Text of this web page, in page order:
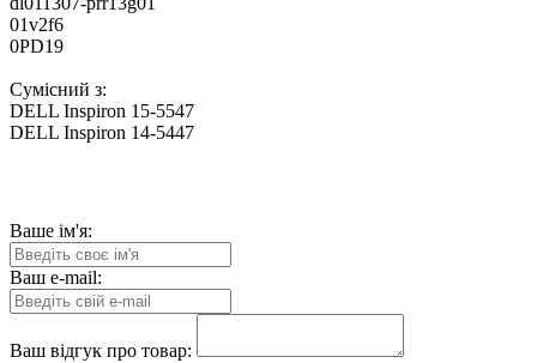
01v2f6
0PD19
Сумісний з:
DELL Inspiron 15-5547
DELL Inspiron 14-5447
Ваше ім'я:
Ваш e-mail:
Ваш відгук про товар: